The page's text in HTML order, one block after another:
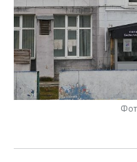
НЕФТЬ
ОПК
ЭНЕРГЕТИКА
РОЗНИЧНАЯ
ТРАНСПОРТ
УСЛУГИ
НОВОСТИ
IT
МЕДИА
МЕРОПРИЯТИЯ
НОВОСТИ
ВЫЕЗДНАЯ
СПОРТ
НОВОСТИ СПОРТА
ОБЩЕСТВО
НОВОСТИ ОБЩЕСТВА